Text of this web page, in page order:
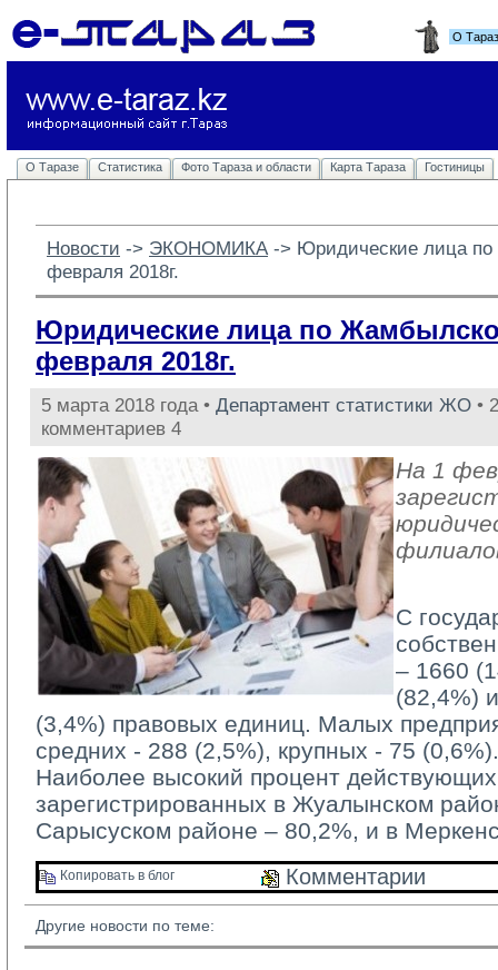
О
О Таразе Статистика Фото Тараза и области Карта Тараза Гостиницы
Новости -> ЭКОНОМИКА -> Юридические лица
февраля 2018г.
Юридические лица по
февраля 2018г.
5 марта 2018 года • Департамент статистики ЖО •
комментариев 4
На 1
С
– 1660
(82,4%)
(3,4%) правовых единиц. Малых
средних - 288 (2,5%), крупных - 75 (0,6%).
Наиболее высокий процент
зарегистрированных в Жуалынском
Сарысуском районе – 80,2%, и в
Копировать в блог Комментарии
Другие новости по теме: